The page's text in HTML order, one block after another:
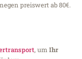
preiswert ab 80€.
, um Ihr